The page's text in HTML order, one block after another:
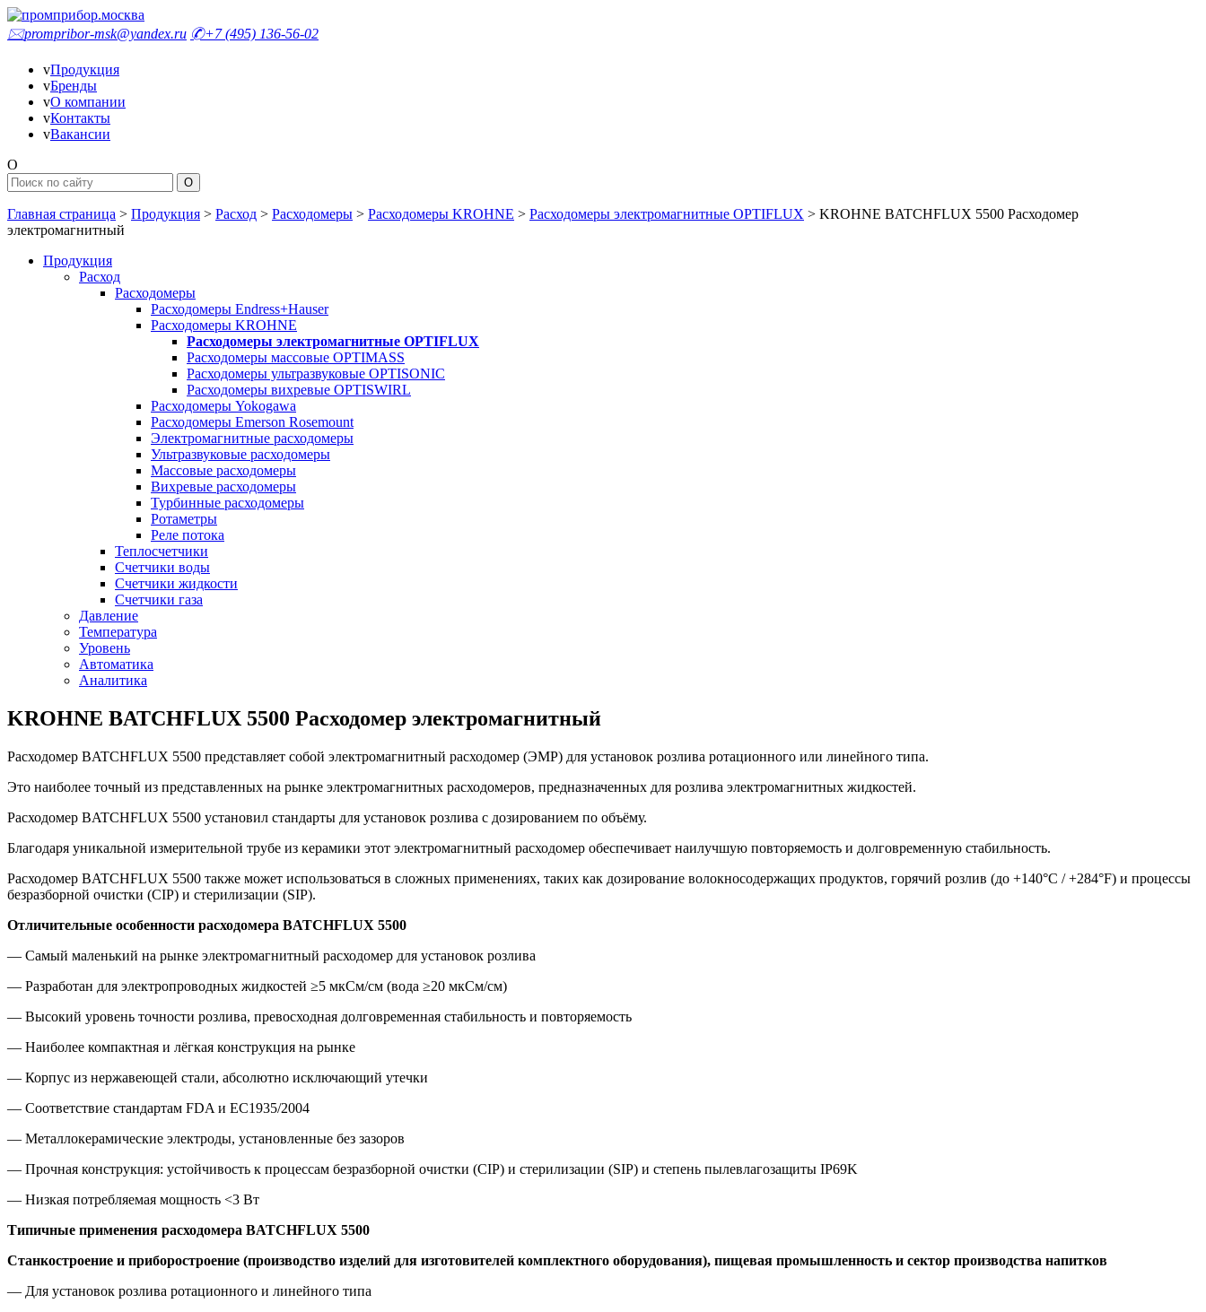
🖂prompribor-msk@yandex.ru ✆+7 (495) 136-56-02
vПродукция
vБренды
vО компании
vКонтакты
vВакансии
O
Главная страница > Продукция > Расход > Расходомеры > Расходомеры KROHNE > Расходомеры электромагнитные OPTIFLUX > KROHNE BATCHFLUX 5500 Расходомер
электромагнитный
Продукция
Расход
Расходомеры
Расходомеры Endress+Hauser
Расходомеры KROHNE
Расходомеры электромагнитные OPTIFLUX
Расходомеры массовые OPTIMASS
Расходомеры ультразвуковые OPTISONIC
Расходомеры вихревые OPTISWIRL
Расходомеры Yokogawa
Расходомеры Emerson Rosemount
Электромагнитные расходомеры
Ультразвуковые расходомеры
Массовые расходомеры
Вихревые расходомеры
Турбинные расходомеры
Ротаметры
Реле потока
Теплосчетчики
Счетчики воды
Счетчики жидкости
Счетчики газа
Давление
Температура
Уровень
Автоматика
Аналитика
KROHNE BATCHFLUX 5500 Расходомер электромагнитный
Расходомер BATCHFLUX 5500 представляет собой электромагнитный расходомер (ЭМР) для установок розлива ротационного или линейного типа.
Это наиболее точный из представленных на рынке электромагнитных расходомеров, предназначенных для розлива электромагнитных жидкостей.
Расходомер BATCHFLUX 5500 установил стандарты для установок розлива с дозированием по объёму.
Благодаря уникальной измерительной трубе из керамики этот электромагнитный расходомер обеспечивает наилучшую повторяемость и долговременную стабильность.
Расходомер BATCHFLUX 5500 также может использоваться в сложных применениях, таких как дозирование волокносодержащих продуктов, горячий розлив (до +140°C / +284°F) и процессы
безразборной очистки (CIP) и стерилизации (SIP).
Отличительные особенности расходомера BATCHFLUX 5500
— Самый маленький на рынке электромагнитный расходомер для установок розлива
— Разработан для электропроводных жидкостей ≥5 мкСм/см (вода ≥20 мкСм/см)
— Высокий уровень точности розлива, превосходная долговременная стабильность и повторяемость
— Наиболее компактная и лёгкая конструкция на рынке
— Корпус из нержавеющей стали, абсолютно исключающий утечки
— Соответствие стандартам FDA и EC1935/2004
— Металлокерамические электроды, установленные без зазоров
— Прочная конструкция: устойчивость к процессам безразборной очистки (CIP) и стерилизации (SIP) и степень пылевлагозащиты IP69K
— Низкая потребляемая мощность <3 Вт
Типичные применения расходомера BATCHFLUX 5500
Станкостроение и приборостроение (производство изделий для изготовителей комплектного оборудования), пищевая промышленность и сектор производства напитков
— Для установок розлива ротационного и линейного типа